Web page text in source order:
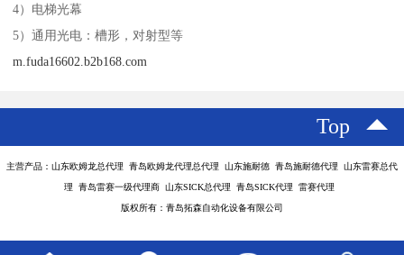
4）电梯光幕
5）通用光电：槽形，对射型等
m.fuda16602.b2b168.com
Top
主营产品：山东欧姆龙总代理 青岛欧姆龙代理总代理 山东施耐德 青岛施耐德代理 山东雷赛总代
理 青岛雷赛一级代理商 山东SICK总代理 青岛SICK代理 雷赛代理
版权所有：青岛拓森自动化设备有限公司